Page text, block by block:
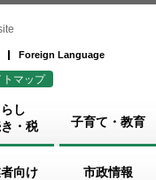
Foreign Language
トマップ
らし
・税
子育て・教育
向け 市政情報